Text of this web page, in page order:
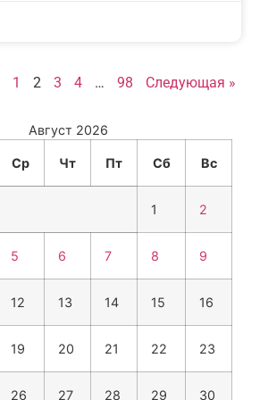
1 2 3 4 … 98 Следующая »
Август 2026
Ср Чт Пт Сб Вс
1 2
5 6 7 8 9
12 13 14 15 16
19 20 21 22 23
26 27 28 29 30